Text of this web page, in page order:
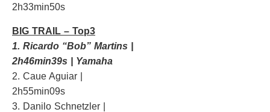
2h33min50s
BIG TRAIL – Top3
1. Ricardo “Bob” Martins |
2h46min39s | Yamaha
2. Caue Aguiar |
2h55min09s
3. Danilo Schnetzler |